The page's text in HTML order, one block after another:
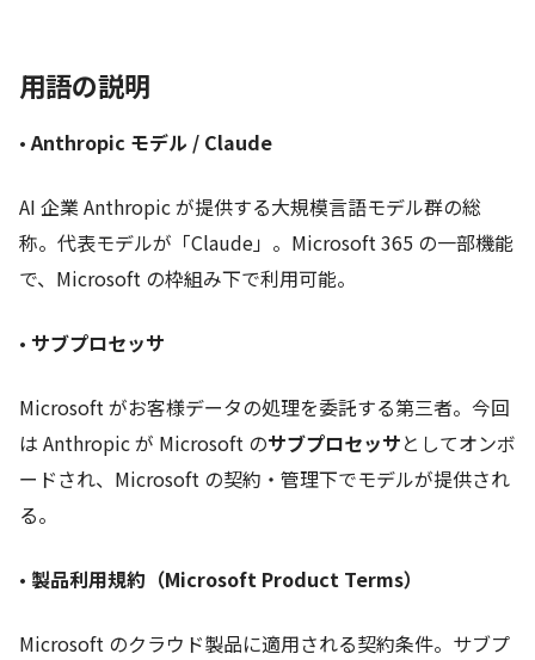
用語の説明
•Anthropic モデル / Claude
AI 企業 Anthropic が提供する大規模言語モデル群の総
称。代表モデルが「Claude」。Microsoft 365 の一部機能
で、Microsoft の枠組み下で利用可能。
• サブプロセッサ
Microsoft がお客様データの処理を委託する第三者。今回
は Anthropic が Microsoft のサブプロセッサとしてオンボ
ードされ、Microsoft の契約・管理下でモデルが提供され
る。
• 製品利用規約（Microsoft Product Terms）
Microsoft のクラウド製品に適用される契約条件。サブプ